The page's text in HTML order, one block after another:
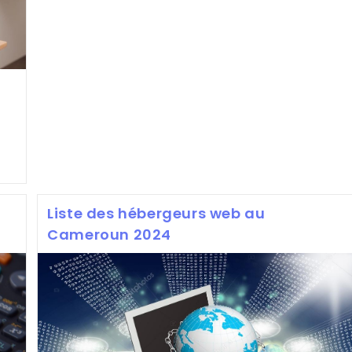
Liste des hébergeurs web au
Cameroun 2024